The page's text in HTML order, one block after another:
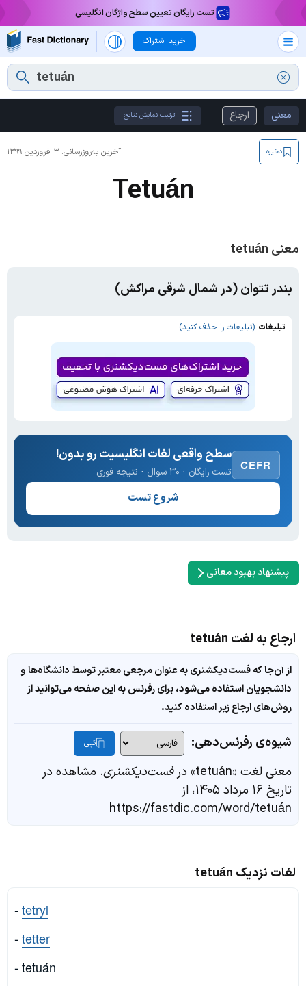
تست رایگان تعیین سطح واژگان انگلیسی
خرید اشتراک
معنی ارجاع ترتیب نمایش نتایج
آخرین به‌روزرسانی: ۳ فروردین ۱۳۹۹ ذخیره
Tetuán
معنی tetuán
بندر تتوان (در شمال شرقی مراکش)
تبلیغات (تبلیغات را حذف کنید)
CEFR
سطح واقعی لغات انگلیسیت رو بدون!
تست رایگان · ۳۰ سوال · نتیجه فوری
شروع تست
پیشنهاد بهبود معانی
ارجاع به لغت tetuán
از آن‌جا که فست‌دیکشنری به عنوان مرجعی معتبر توسط دانشگاه‌ها و
دانشجویان استفاده می‌شود، برای رفرنس به این صفحه می‌توانید از
روش‌های ارجاع زیر استفاده کنید.
شیوه‌ی رفرنس‌دهی: کپی
معنی لغت «tetuán» در فست‌دیکشنری. مشاهده در
تاریخ ۱۶ مرداد ۱۴۰۵، از
https://fastdic.com/word/tetuán
لغات نزدیک tetuán
-tetryl
-tetter
- tetuán